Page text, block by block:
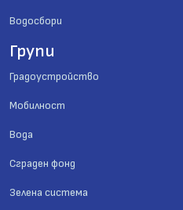
Водосбори
Групи
Градоустройство
Мобилност
Вода
Сграден фонд
Зелена система